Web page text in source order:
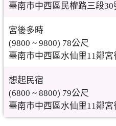
臺南市中西區民權路三段30
宮後多時
(9800 ~ 9800) 78公尺
臺南市中西區水仙里11鄰宮
想起民宿
(6800 ~ 8800) 79公尺
臺南市中西區水仙里11鄰宮